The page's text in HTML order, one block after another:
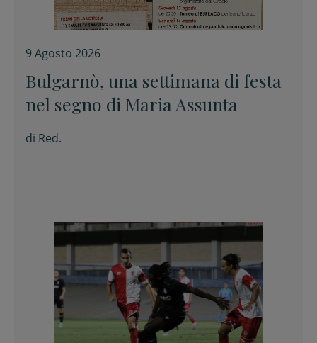
9 Agosto 2026
Bulgarnò, una settimana di festa
nel segno di Maria Assunta
di Red.